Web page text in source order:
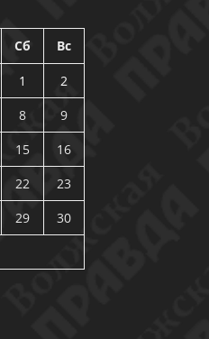
Сб Вс
1
2
8
9
15
16
22
23
29
30